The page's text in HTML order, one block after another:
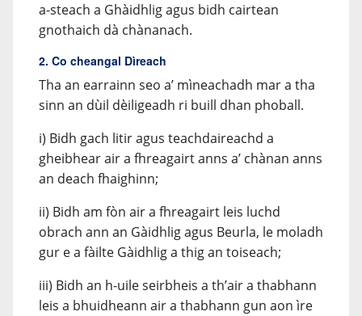
a-steach a Ghàidhlig agus bidh cairtean
gnothaich dà chànanach.
2. Co cheangal Dìreach
Tha an earrainn seo a’ mìneachadh mar a tha
sinn an dùil dèiligeadh ri buill dhan phoball.
i) Bidh gach litir agus teachdaireachd a
gheibhear air a fhreagairt anns a’ chànan anns
an deach fhaighinn;
ii) Bidh am fòn air a fhreagairt leis luchd
obrach ann an Gàidhlig agus Beurla, le moladh
gur e a fàilte Gàidhlig a thig an toiseach;
iii) Bidh an h-uile seirbheis a th’air a thabhann
leis a bhuidheann air a thabhann gun aon ìre